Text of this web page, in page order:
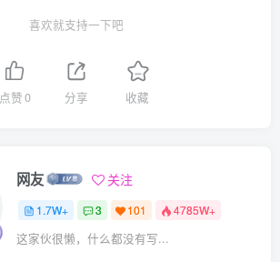
喜欢就支持一下吧
点赞0 分享 收藏
网友 关注
1.7W+ 3 101 4785W+
这家伙很懒，什么都没有写...